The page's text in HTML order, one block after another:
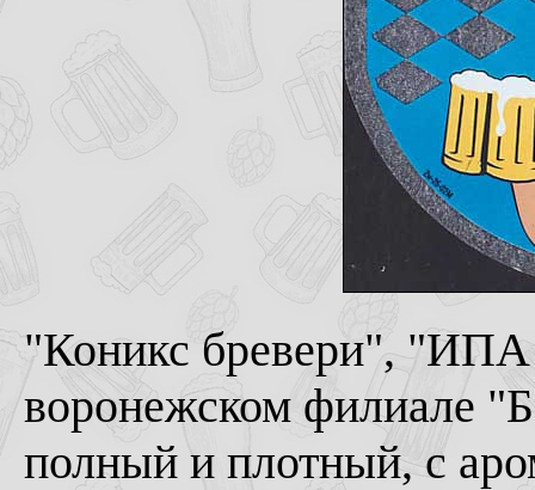
"Коникс бревери",
воронежском филиале
полный и плотный, с